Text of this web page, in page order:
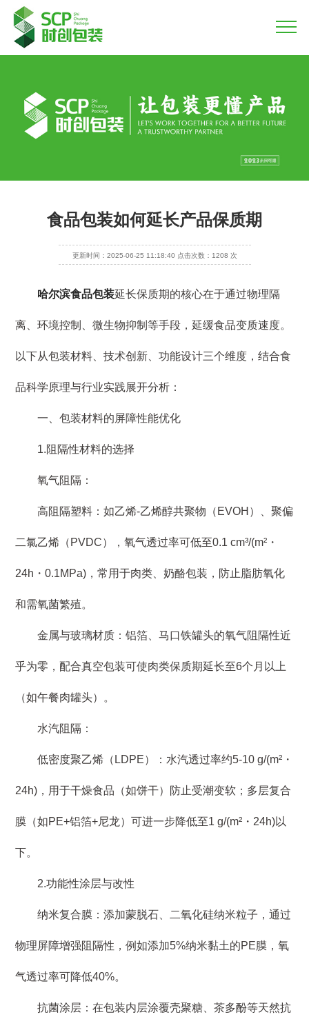
食品包装如何延长产品保质期
更新时间：2025-06-25 11:18:40 点击次数：1208 次
哈尔滨食品包装延长保质期的核心在于通过物理隔
离、环境控制、微生物抑制等手段，延缓食品变质速度。
以下从包装材料、技术创新、功能设计三个维度，结合食
品科学原理与行业实践展开分析：
一、包装材料的屏障性能优化
1.阻隔性材料的选择
氧气阻隔：
高阻隔塑料：如乙烯-乙烯醇共聚物（EVOH）、聚偏
二氯乙烯（PVDC），氧气透过率可低至0.1 cm³/(m²・
24h・0.1MPa)，常用于肉类、奶酪包装，防止脂肪氧化
和需氧菌繁殖。
金属与玻璃材质：铝箔、马口铁罐头的氧气阻隔性近
乎为零，配合真空包装可使肉类保质期延长至6个月以上
（如午餐肉罐头）。
水汽阻隔：
低密度聚乙烯（LDPE）：水汽透过率约5-10 g/(m²・
24h)，用于干燥食品（如饼干）防止受潮变软；多层复合
膜（如PE+铝箔+尼龙）可进一步降低至1 g/(m²・24h)以
下。
2.功能性涂层与改性
纳米复合膜：添加蒙脱石、二氧化硅纳米粒子，通过
物理屏障增强阻隔性，例如添加5%纳米黏土的PE膜，氧
气透过率可降低40%。
抗菌涂层：在包装内层涂覆壳聚糖、茶多酚等天然抗